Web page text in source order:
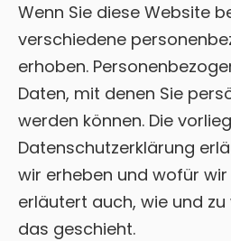
Wenn Sie diese Website
verschiedene
erhoben.
Daten, mit denen Sie
werden können. Die
Datenschutzerklärung
wir erheben und wofür wir
erläutert auch, wie und
das geschieht.